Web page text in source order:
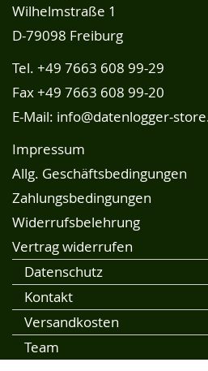
Wilhelmstraße 1
D-79098 Freiburg
Tel. +49 7663 608 99-29
Fax +49 7663 608 99-20
E-Mail: info@datenlogger-
Impressum
Allg. Geschäftsbedingungen
Zahlungsbedingungen
Widerrufsbelehrung
Vertrag widerrufen
Datenschutz
Kontakt
Versandkosten
Team